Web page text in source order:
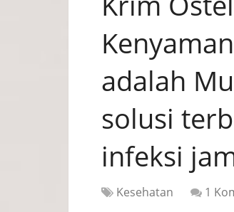
adalah
solusi
infeksi
Kesehatan
1